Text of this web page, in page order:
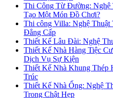
Thi Công Từ Đường: Nghệ
Tạo Một Món Đồ Chơi?
Thi công Villa: Nghệ
Đẳng Cấp
Thiết Kế Lâu Đài: Nghệ
Thiết Kế Nhà Hàng Tiệc
Dịch Vụ Sự Kiện
Thiết Kế Nhà Khung Thép
Trúc
Thiết Kế Nhà Ống: Nghệ
Trong Chật Hẹp